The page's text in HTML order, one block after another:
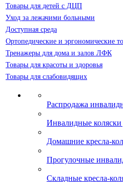
Товары для детей с ДЦП
Уход за лежачими больными
Доступная среда
Ортопедические и эргономические
Тренажеры для дома и залов ЛФК
Товары для красоты и здоровья
Товары для слабовидящих
Распродажа
Инвалидные
Домашние кресла-
Прогулочные
Складные кресла-